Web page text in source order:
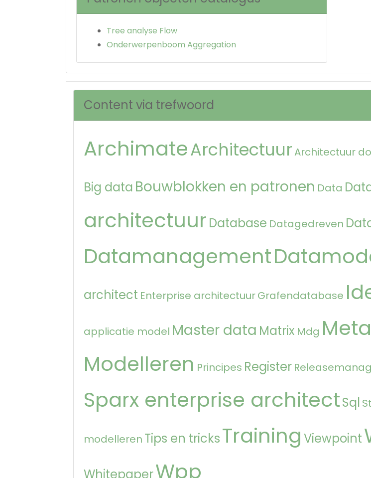
Tree analyse Flow
Onderwerpenboom Aggregation
Content via trefwoord
ArchimateArchitectuur Architectuur
Big data Bouwblokken en patronen Data
architectuur Database Datagedreven
Datamanagement
architect Enterprise architectuurGrafendatabase
applicatie model Master data Matrix Mdg
Modelleren Principes Register
Sparx enterprise architectSql
modelleren Tips en tricksTraining Viewpoint
WhitepaperWpp